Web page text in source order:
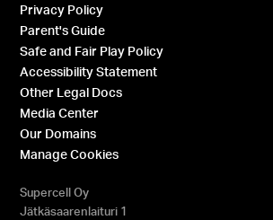
Privacy Policy
Parent's Guide
Safe and Fair Play Policy
Accessibility Statement
Other Legal Docs
Media Center
Our Domains
Manage Cookies
Supercell Oy
Jätkäsaarenlaituri 1